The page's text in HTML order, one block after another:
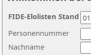
Nachname
Personennummer
FIDE-Elolisten Stand